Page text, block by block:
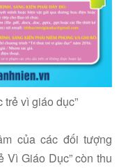
trẻ vì giáo dục”
của các đối tượng
Vì Giáo Dục” còn thu